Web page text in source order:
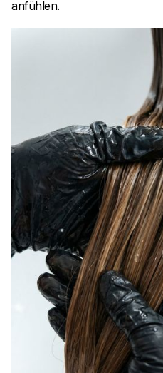
anfühlen.